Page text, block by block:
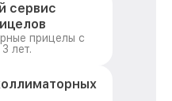
сервис
прицелы с
лет.